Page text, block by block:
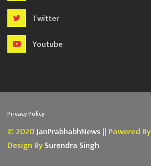
Twitter
Youtube
Privacy Policy
© 2020JanPrabhabhNews || Powered By
Design BySurendra Singh